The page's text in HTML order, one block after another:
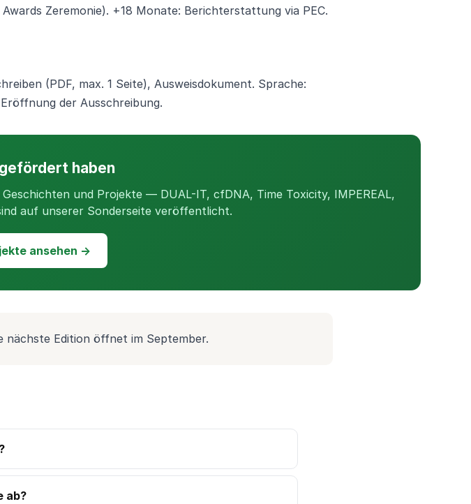
Zeremonie). +18 Monate: Berichterstattung via PEC.
(PDF, max. 1 Seite), Ausweisdokument. Sprache:
der Ausschreibung.
haben
und Projekte — DUAL-IT, cfDNA, Time Toxicity, IMPEREAL,
auf unserer Sonderseite veröffentlicht.
ansehen →
nächste Edition öffnet im September.
ab?